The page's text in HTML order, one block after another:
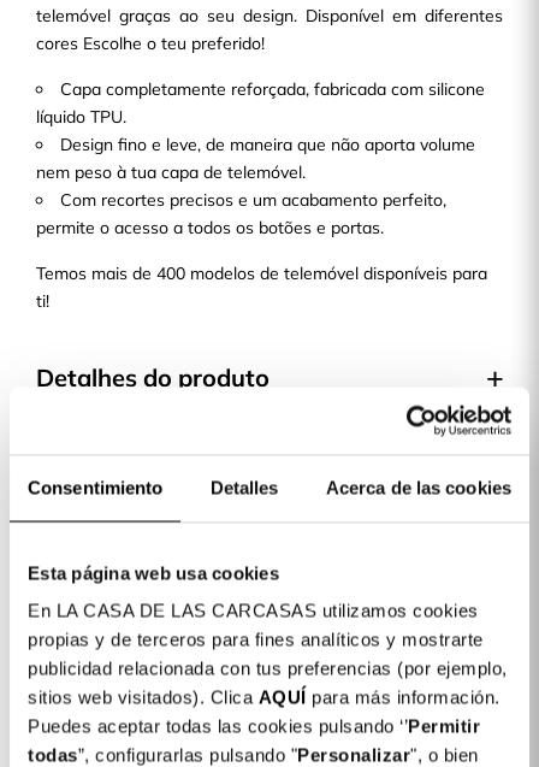
Consentimiento Detalles Acerca de las cookies
Esta página web usa cookies
En LA CASA DE LAS CARCASAS utilizamos cookies
propias y de terceros para fines analíticos y mostrarte
publicidad relacionada con tus preferencias (por ejemplo,
sitios web visitados). Clica AQUÍ para más información.
Puedes aceptar todas las cookies pulsando ‘’Permitir
todas”, configurarlas pulsando "Personalizar", o bien
telemóvel graças ao seu design. Disponível em diferentes
cores Escolhe o teu preferido!
Capa completamente reforçada, fabricada com silicone
líquido TPU.
Design fino e leve, de maneira que não aporta volume
nem peso à tua capa de telemóvel.
Com recortes precisos e um acabamento perfeito,
permite o acesso a todos os botões e portas.
Temos mais de 400 modelos de telemóvel disponíveis para
ti!
Detalhes do produto
Preto
Capa Silicone Colorida para iPhone 14
Plus
€
1 x Capa Silicone Colorida para iPhone
14 Plus:
4,99 €
Subtotal: 4,99 €